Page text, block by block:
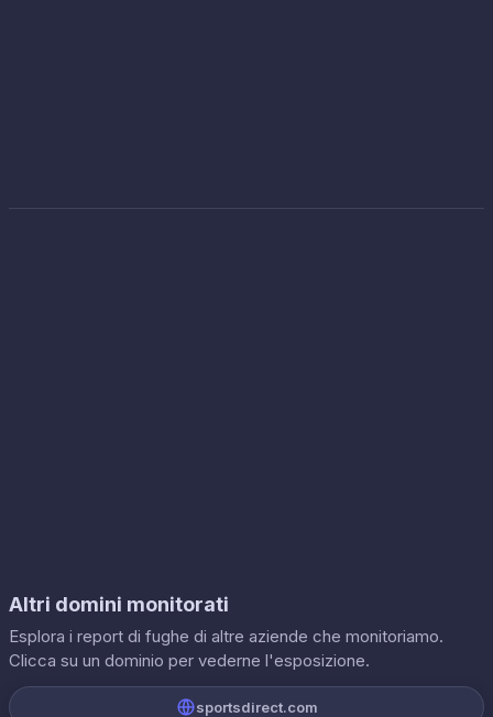
Altri domini monitorati
Esplora i report di fughe di altre aziende che monitoriamo.
Clicca su un dominio per vederne l'esposizione.
sportsdirect.com